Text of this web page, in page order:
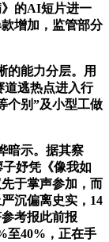
的AI短片进一
增加，监管部分
能力分层。用
逃热点进入行
个别”及小型工做
示。据其察
妤凭《像我如
于掌声参加，而
沉偏离史实，14
考报此前报
至40%，正在手